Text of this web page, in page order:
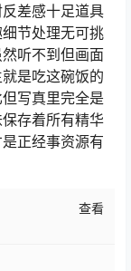
差感十足道具
节处理无可挑
听不到但画面
是吃这碗饭的
写真里完全是
存着所有精华
正经事资源有
查看